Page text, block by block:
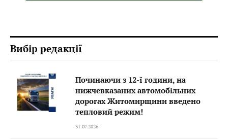
Вибір редакції
Починаючи з 12-ї години, на
нижчевказаних автомобільних
дорогах Житомирщини введено
тепловий режим!
31.07.2026